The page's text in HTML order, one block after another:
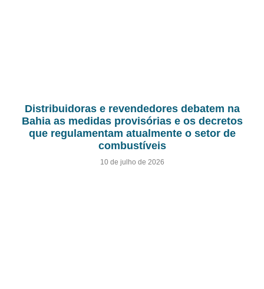
Distribuidoras e revendedores debatem na
Bahia as medidas provisórias e os decretos
que regulamentam atualmente o setor de
combustíveis
10 de julho de 2026